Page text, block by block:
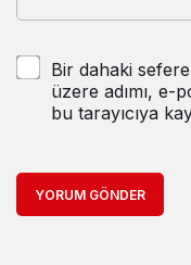
Bir dahaki
üzere adımı, e-
bu tarayıcıya
YORUM GÖNDER